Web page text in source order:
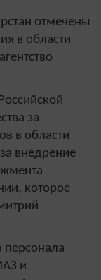
отмечены
в области
за
в области
внедрение
которое
персонала
и